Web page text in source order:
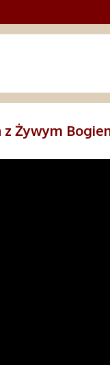
Żywym